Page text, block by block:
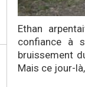
Ethan
confiance à
bruissement
Mais ce jour-